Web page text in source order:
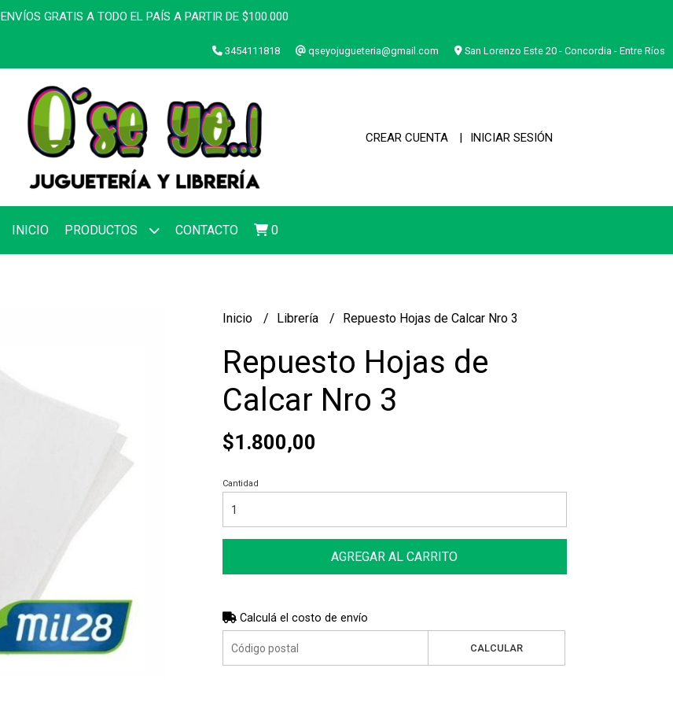
ENVÍOS GRATIS A TODO EL PAÍS A PARTIR DE $100.000
3454111818 qseyojugueteria@gmail.com San Lorenzo Este 20 - Concordia - Entre Ríos
CREAR CUENTA INICIAR SESIÓN
INICIO PRODUCTOS CONTACTO 0
Inicio Librería Repuesto Hojas de Calcar Nro 3
Repuesto Hojas de
Calcar Nro 3
$1.800,00
Cantidad
AGREGAR AL CARRITO
Calculá el costo de envío
CALCULAR